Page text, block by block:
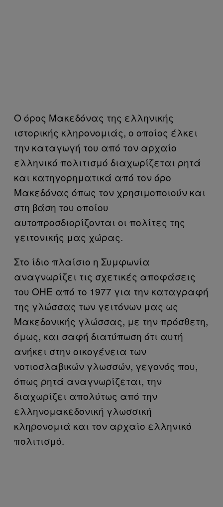
Ο όρος Μακεδόνας της ελληνικής
ιστορικής κληρονομιάς, ο οποίος έλκει
την καταγωγή του από τον αρχαίο
ελληνικό πολιτισμό διαχωρίζεται ρητά
και κατηγορηματικά από τον όρο
Μακεδόνας όπως τον χρησιμοποιούν και
στη βάση του οποίου
αυτοπροσδιορίζονται οι πολίτες της
γειτονικής μας χώρας.
Στο ίδιο πλαίσιο η Συμφωνία
αναγνωρίζει τις σχετικές αποφάσεις
του ΟΗΕ από το 1977 για την καταγραφή
της γλώσσας των γειτόνων μας ως
Μακεδονικής γλώσσας, με την πρόσθετη,
όμως, και σαφή διατύπωση ότι αυτή
ανήκει στην οικογένεια των
νοτιοσλαβικών γλωσσών, γεγονός που,
όπως ρητά αναγνωρίζεται, την
διαχωρίζει απολύτως από την
ελληνομακεδονική γλωσσική
κληρονομιά και τον αρχαίο ελληνικό
πολιτισμό.